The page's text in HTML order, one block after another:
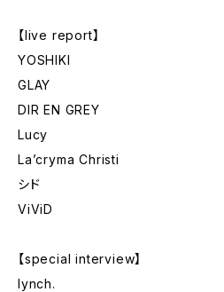
【live report】
YOSHIKI
GLAY
DIR EN GREY
Lucy
La’cryma Christi
シド
ViViD
【special interview】
lynch.